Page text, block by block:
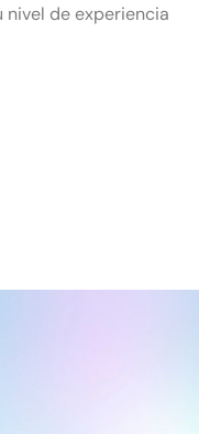
nivel de experiencia